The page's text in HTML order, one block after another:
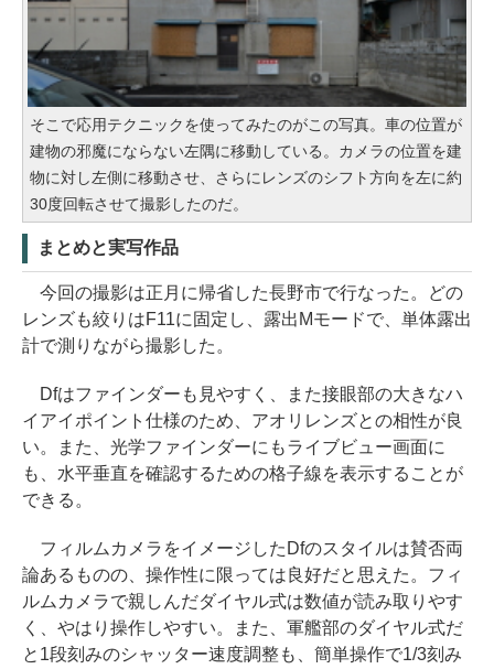
そこで応用テクニックを使ってみたのがこの写真。車の位置が
建物の邪魔にならない左隅に移動している。カメラの位置を建
物に対し左側に移動させ、さらにレンズのシフト方向を左に約
30度回転させて撮影したのだ。
まとめと実写作品
今回の撮影は正月に帰省した長野市で行なった。どの
レンズも絞りはF11に固定し、露出Mモードで、単体露出
計で測りながら撮影した。
Dfはファインダーも見やすく、また接眼部の大きなハ
イアイポイント仕様のため、アオリレンズとの相性が良
い。また、光学ファインダーにもライブビュー画面に
も、水平垂直を確認するための格子線を表示することが
できる。
フィルムカメラをイメージしたDfのスタイルは賛否両
論あるものの、操作性に限っては良好だと思えた。フィ
ルムカメラで親しんだダイヤル式は数値が読み取りやす
く、やはり操作しやすい。また、軍艦部のダイヤル式だ
と1段刻みのシャッター速度調整も、簡単操作で1/3刻み